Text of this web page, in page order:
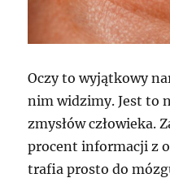
Oczy to wyjątkowy
nim widzimy. Jest to
zmysłów człowieka.
procent informacji z
trafia prosto do